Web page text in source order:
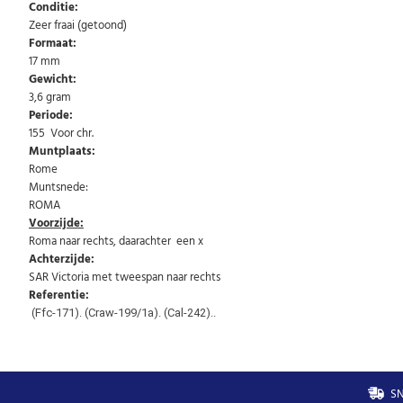
Conditie:
Zeer fraai (getoond)
Formaat:
17 mm
Gewicht:
3,6 gram
Periode:
155 Voor chr.
Muntplaats:
Rome
Muntsnede:
ROMA
Voorzijde:
Roma naar rechts, daarachter een x
Achterzijde:
SAR Victoria met tweespan naar rechts
Referentie:
(Ffc-171). (Craw-199/1a). (Cal-242)..